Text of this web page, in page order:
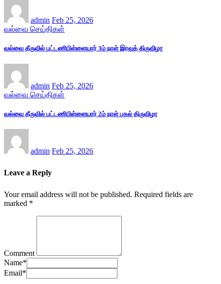
admin Feb 25, 2026
வல்வை செய்திகள்
வல்வை தீருவில் புட்டணிபிள்ளையார் 3ம் நாள் இரவுத் திருவிழா
admin Feb 25, 2026
வல்வை செய்திகள்
வல்வை தீருவில் புட்டணிபிள்ளையார் 2ம் நாள் பகல் திருவிழா
admin Feb 25, 2026
Leave a Reply
Your email address will not be published. Required fields are
marked *
Comment
Name*
Email*